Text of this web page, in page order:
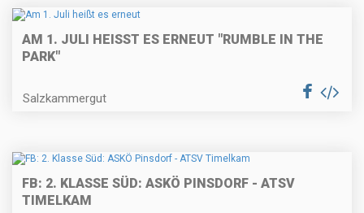
AM 1. JULI HEISST ES ERNEUT "RUMBLE IN THE P
ARK"
Salzkammergut
FB: 2. KLASSE SÜD: ASKÖ PINSDORF - ATSV
TIMELKAM